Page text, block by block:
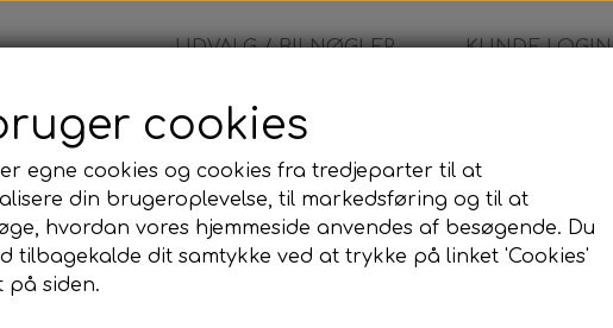
UDVALG / BILNØGLER KUNDE LOGIN
Fiat - Nøglehus
145,00 kr.
cookies
egne cookies og cookies fra tredjeparter til at
din brugeroplevelse, til markedsføring og til at
hvordan vores hjemmeside anvendes af besøgende. Du
tilbagekalde dit samtykke ved at trykke på linket 'Cookies'
på siden.